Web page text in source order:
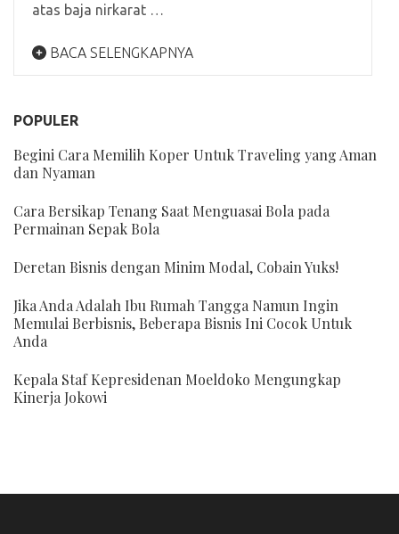
atas baja nirkarat …
BACA SELENGKAPNYA
POPULER
Begini Cara Memilih Koper Untuk Traveling yang Aman
dan Nyaman
Cara Bersikap Tenang Saat Menguasai Bola pada
Permainan Sepak Bola
Deretan Bisnis dengan Minim Modal, Cobain Yuks!
Jika Anda Adalah Ibu Rumah Tangga Namun Ingin
Memulai Berbisnis, Beberapa Bisnis Ini Cocok Untuk
Anda
Kepala Staf Kepresidenan Moeldoko Mengungkap
Kinerja Jokowi